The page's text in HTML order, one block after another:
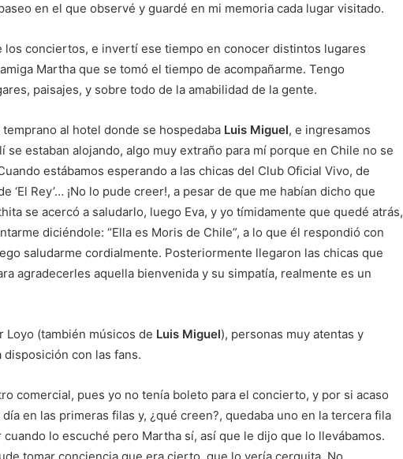
en el que observé y guardé en mi memoria cada lugar visitado.
los conciertos, e invertí ese tiempo en conocer distintos lugares
Martha que se tomó el tiempo de acompañarme. Tengo
paisajes, y sobre todo de la amabilidad de la gente.
al hotel donde se hospedaba Luis Miguel, e ingresamos
estaban alojando, algo muy extraño para mí porque en Chile no se
estábamos esperando a las chicas del Club Oficial Vivo, de
‘El Rey’… ¡No lo pude creer!, a pesar de que me habían dicho que
se acercó a saludarlo, luego Eva, y yo tímidamente que quedé atrás,
diciéndole: “Ella es Moris de Chile”, a lo que él respondió con
saludarme cordialmente. Posteriormente llegaron las chicas que
agradecerles aquella bienvenida y su simpatía, realmente es un
Loyo (también músicos de Luis Miguel), personas muy atentas y
disposición con las fans.
comercial, pues yo no tenía boleto para el concierto, y por si acaso
en las primeras filas y, ¿qué creen?, quedaba uno en la tercera fila
cuando lo escuché pero Martha sí, así que le dijo que lo llevábamos.